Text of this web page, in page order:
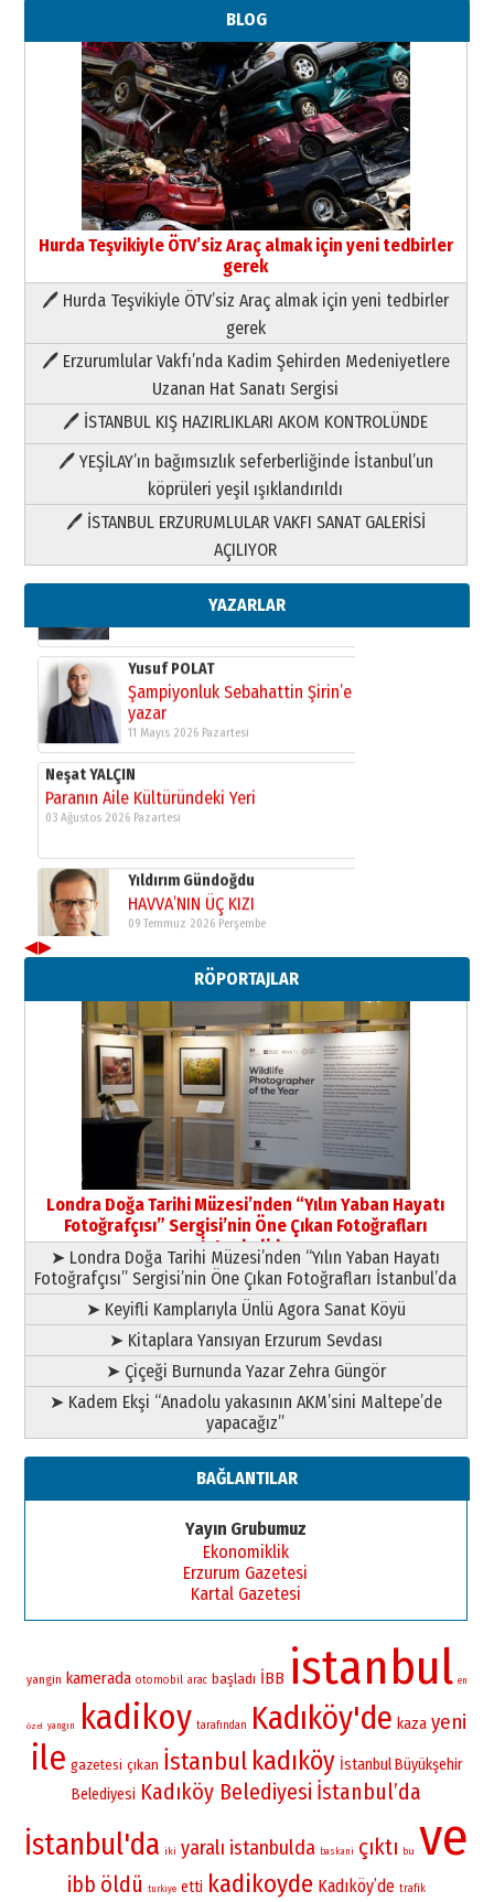
BLOG
Hurda Teşvikiyle ÖTV’siz Araç almak için yeni tedbirler
gerek
🖊 Hurda Teşvikiyle ÖTV’siz Araç almak için yeni tedbirler
gerek
🖊 Erzurumlular Vakfı’nda Kadim Şehirden Medeniyetlere
Uzanan Hat Sanatı Sergisi
🖊 İSTANBUL KIŞ HAZIRLIKLARI AKOM KONTROLÜNDE
🖊 YEŞİLAY’ın bağımsızlık seferberliğinde İstanbul’un
köprüleri yeşil ışıklandırıldı
🖊 İSTANBUL ERZURUMLULAR VAKFI SANAT GALERİSİ
AÇILIYOR
YAZARLAR
Paranın Aile Kültüründeki Yeri
03 Ağustos 2026 Pazartesi
Yıldırım Gündoğdu
HAVVA’NIN ÜÇ KIZI
09 Temmuz 2026 Perşembe
Yusuf POLAT
Şampiyonluk Sebahattin Şirin’e
yazar
11 Mayıs 2026 Pazartesi
Paranın Aile Kültüründeki Yeri
03 Ağustos 2026 Pazartesi
Yıldırım Gündoğdu
HAVVA’NIN ÜÇ KIZI
09 Temmuz 2026 Perşembe
Yusuf POLAT
Şampiyonluk Sebahattin Şirin’e
yazar
11 Mayıs 2026 Pazartesi
Neşat YALÇIN
Paranın Aile Kültüründeki Yeri
03 Ağustos 2026 Pazartesi
HAVVA’NIN ÜÇ KIZI
09 Temmuz 2026 Perşembe
Şampiyonluk Sebahattin Şirin’e
yazar
11 Mayıs 2026 Pazartesi
◀▶
RÖPORTAJLAR
Londra Doğa Tarihi Müzesi’nden “Yılın Yaban Hayatı
Fotoğrafçısı” Sergisi’nin Öne Çıkan Fotoğrafları
İstanbul’da
➤ Londra Doğa Tarihi Müzesi’nden “Yılın Yaban Hayatı
Fotoğrafçısı” Sergisi’nin Öne Çıkan Fotoğrafları İstanbul’da
➤ Keyifli Kamplarıyla Ünlü Agora Sanat Köyü
➤ Kitaplara Yansıyan Erzurum Sevdası
➤ Çiçeği Burnunda Yazar Zehra Güngör
➤ Kadem Ekşi “Anadolu yakasının AKM’sini Maltepe’de
yapacağız”
BAĞLANTILAR
Yayın Grubumuz
Ekonomiklik
Erzurum Gazetesi
Kartal Gazetesi
yangin kamerada otomobil arac başladı İBB istanbul en
özel yangın kadikoy tarafından Kadıköy'de kaza yeni
ile gazetesi çıkan İstanbul kadıköy İstanbul Büyükşehir
Belediyesi Kadıköy Belediyesi İstanbul’da
İstanbul'da iki yaralı istanbulda baskani çıktı bu ve
ibb öldü turkiye etti kadikoyde Kadıköy’de trafik